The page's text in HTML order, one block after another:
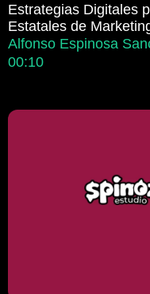
Estrategias Digitales
Estatales de
Alfonso Espinosa
00:10